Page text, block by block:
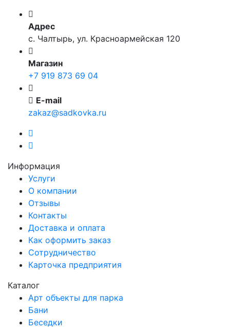
Адрес
с. Чалтырь, ул. Красноармейская 120
Магазин
+7 919 873 69 04
E-mail
zakaz@sadkovka.ru
Информация
Услуги
О компании
Отзывы
Контакты
Доставка и оплата
Как оформить заказ
Сотрудничество
Карточка предприятия
Каталог
Арт объекты для парка
Бани
Беседки